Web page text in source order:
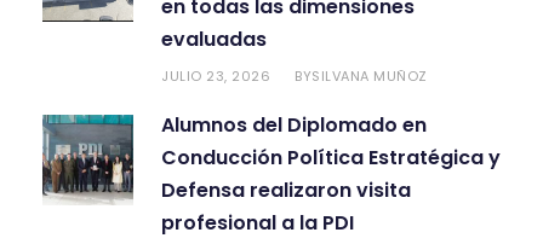
en todas las dimensiones
evaluadas
JULIO 23, 2026 BYSILVANA MUÑOZ
Alumnos del Diplomado en
Conducción Política Estratégica y
Defensa realizaron visita
profesional a la PDI